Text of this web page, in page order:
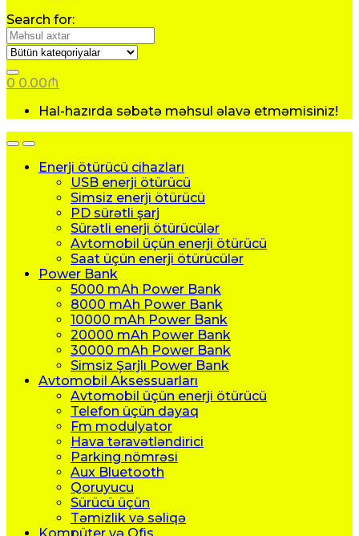
Search for:
0 0.00₼
Hal-hazırda səbətə məhsul əlavə etməmisiniz!
Enerji ötürücü cihazları
USB enerji ötürücü
Simsiz enerji ötürücü
PD sürətli şarj
Sürətli enerji ötürücülər
Avtomobil üçün enerji ötürücü
Saat üçün enerji ötürücülər
Power Bank
5000 mAh Power Bank
8000 mAh Power Bank
10000 mAh Power Bank
20000 mAh Power Bank
30000 mAh Power Bank
Simsiz Şarjlı Power Bank
Avtomobil Aksessuarları
Avtomobil üçün enerji ötürücü
Telefon üçün dayaq
Fm modulyator
Hava təravətləndirici
Parking nömrəsi
Aux Bluetooth
Qoruyucu
Sürücü üçün
Təmizlik və səliqə